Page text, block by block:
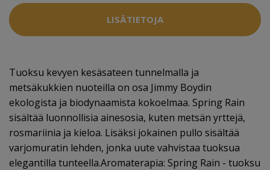
LISÄTIETOJA
Tuoksu kevyen kesäsateen tunnelmalla ja
metsäkukkien nuoteilla on osa Jimmy Boydin
ekologista ja biodynaamista kokoelmaa. Spring Rain
sisältää luonnollisia ainesosia, kuten metsän yrttejä,
rosmariinia ja kieloa. Lisäksi jokainen pullo sisältää
varjomuratin lehden, jonka uute vahvistaa tuoksua
elegantilla tunteella.Aromaterapia: Spring Rain - tuoksu